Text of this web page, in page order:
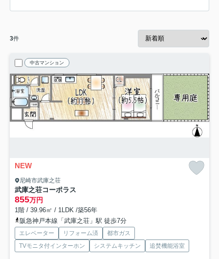
3件
中古マンション
NEW
尼崎市武庫之荘
武庫之荘コーポラス
855万円
1階 / 39.96㎡ / 1LDK /築56年
阪急神戸本線「武庫之荘」駅 徒歩7分
エレベーター リフォーム済
都市ガス
TVモニタ付インターホン
システムキッチン 追焚機能浴室